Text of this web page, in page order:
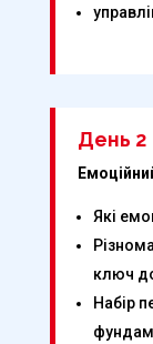
День 2
Які
ключ
Набір